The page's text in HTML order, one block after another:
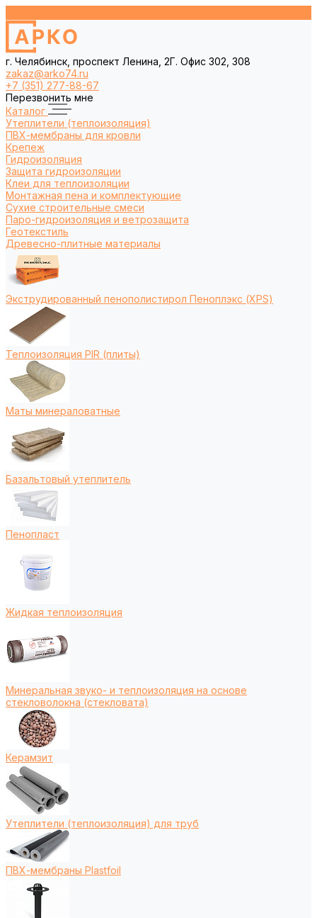
г. Челябинск, проспект Ленина, 2Г. Офис 302, 308
zakaz@arko74.ru
+7 (351) 277-88-67
Перезвонить мне
Каталог
Утеплители (теплоизоляция)
ПВХ-мембраны для кровли
Крепеж
Гидроизоляция
Защита гидроизоляции
Клеи для теплоизоляции
Монтажная пена и комплектующие
Сухие строительные смеси
Паро-гидроизоляция и ветрозащита
Геотекстиль
Древесно-плитные материалы
Экструдированный пенополистирол Пеноплэкс (XPS)
Теплоизоляция PIR (плиты)
Маты минераловатные
Базальтовый утеплитель
Пенопласт
Жидкая теплоизоляция
Минеральная звуко- и теплоизоляция на основе
стекловолокна (стекловата)
Керамзит
Утеплители (теплоизоляция) для труб
ПВХ-мембраны Plastfoil